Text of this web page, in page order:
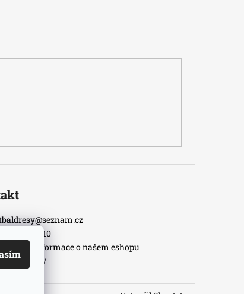
@seznam.cz
informace o našem eshopu